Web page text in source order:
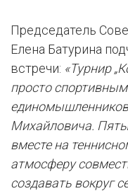
Председатель
Елена Батурина
встречи: «Турнир
просто
Михайловича.
вместе на
атмосферу
создавать вокруг